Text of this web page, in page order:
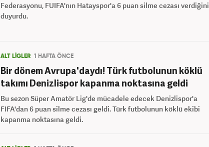
Federasyonu, FUIFA'nın Hatayspor'a 6 puan silme cezası verdiğini
duyurdu.
ALT LİGLER 1 HAFTA ÖNCE
Bir dönem Avrupa'daydı! Türk futbolunun köklü
takımı Denizlispor kapanma noktasına geldi
Bu sezon Süper Amatör Lig'de mücadele edecek Denizlispor'a
FIFA'dan 6 puan silme cezası geldi. Türk futbolunun köklü ekibi
kapanma noktasına geldi.